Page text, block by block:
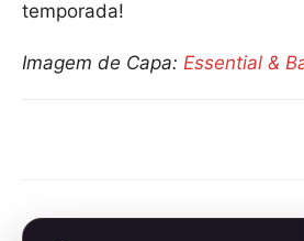
temporada!
Imagem de Capa: Essential &